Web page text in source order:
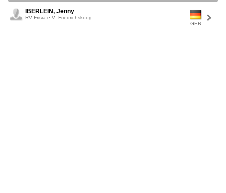
GER
IBERLEIN, Jenny
RV Frisia e.V. Friedrichskoog